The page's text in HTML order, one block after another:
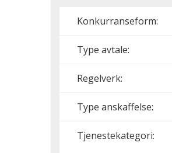
Konkurranseform:
Type avtale:
Regelverk:
Type anskaffelse:
Tjenestekategori: